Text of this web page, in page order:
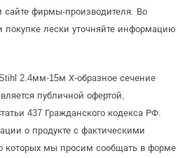
фирмы-производителя. Во
лески уточняйте информацию
2.4мм-15м Х-образное сечение
публичной офертой,
437 Гражданского кодекса РФ.
о продукте с фактическими
которых мы просим сообщать в форме